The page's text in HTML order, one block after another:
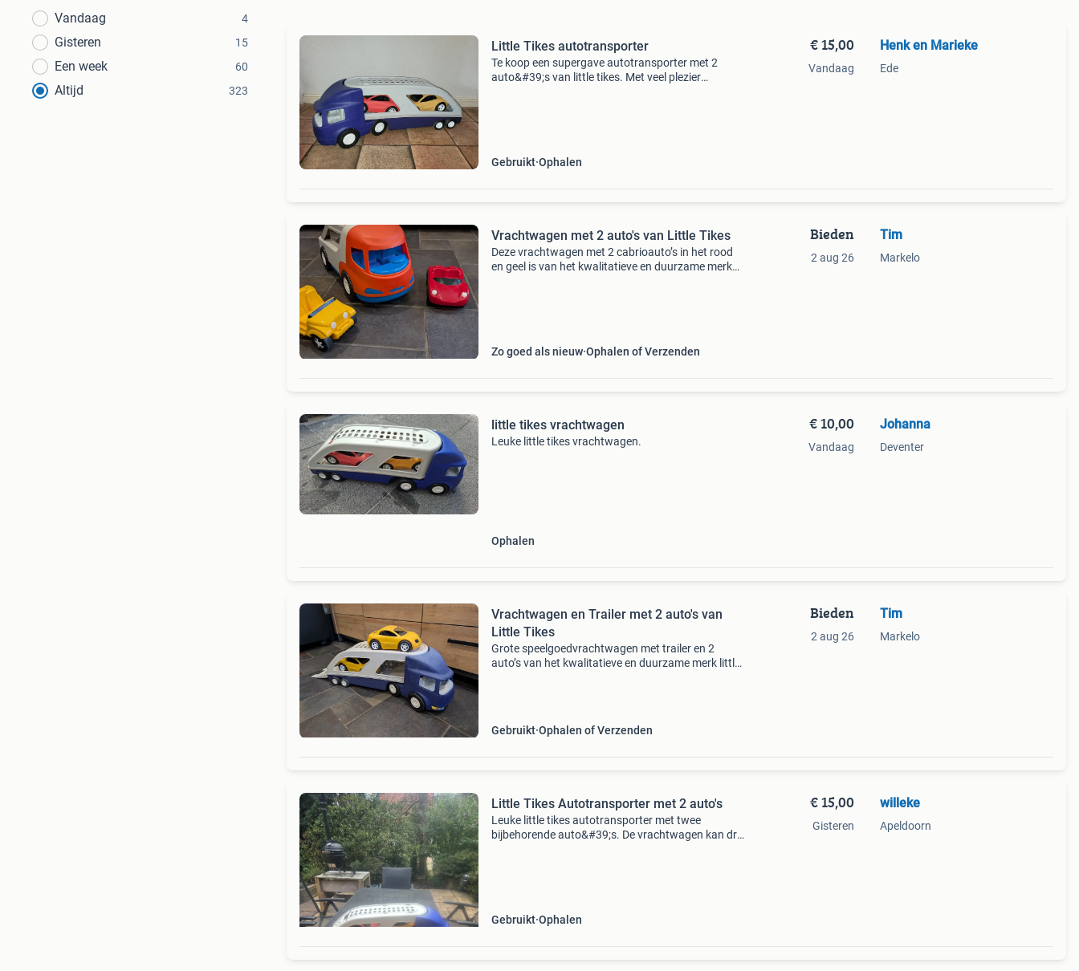
Vandaag
4
Gisteren 15
Een week 60
Altijd 323
Little Tikes autotransporter
Te koop een supergave autotransporter met 2
auto&#39;s van little tikes. Met veel plezier
Gebruikt Ophalen
€ 15,00
Vandaag
Henk en Marieke
Ede
Vrachtwagen met 2 auto's van Little Tikes
Deze vrachtwagen met 2 cabrioauto’s in het rood
en geel is van het kwalitatieve en duurzame merk
Zo goed als nieuw Ophalen of Verzenden
Bieden
2 aug 26
Tim
Markelo
little tikes vrachtwagen
Leuke little tikes vrachtwagen.
Ophalen
€ 10,00
Vandaag
Johanna
Deventer
Vrachtwagen en Trailer met 2 auto's van
Little Tikes
Grote speelgoedvrachtwagen met trailer en 2
auto’s van het kwalitatieve en duurzame merk little
Gebruikt Ophalen of Verzenden
Bieden
2 aug 26
Tim
Markelo
Little Tikes Autotransporter met 2 auto's
Leuke little tikes autotransporter met twee
bijbehorende auto&#39;s. De vrachtwagen kan drie
Gebruikt Ophalen
€ 15,00
Gisteren
willeke
Apeldoorn